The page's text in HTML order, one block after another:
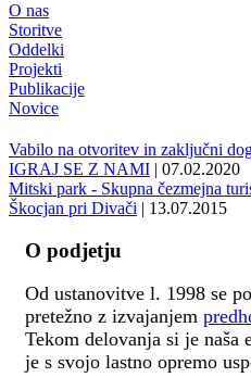
O nas
Storitve
Oddelki
Projekti
Publikacije
Novice
Vabilo na otvoritev in zaključni
IGRAJ SE Z NAMI | 07.02.2020
Mitski park - Skupna čezmejna
Škocjan pri Divači | 13.07.2015
O podjetju
Od ustanovitve l. 1998 se
pretežno z izvajanjem
Tekom delovanja si je naša
je s svojo lastno opremo